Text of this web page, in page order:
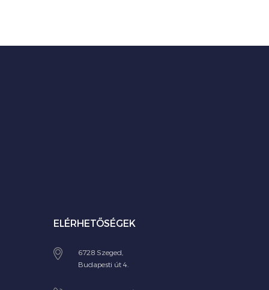
ELÉRHETŐSÉGEK
6728 Szeged,
Budapesti út 4.